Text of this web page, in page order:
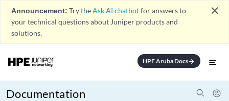
Announcement: Try theAsk AI chatbotfor answers to
your technical questions about Juniper products and
solutions.
close
HPE Aruba Docsarrow_forward
Documentation